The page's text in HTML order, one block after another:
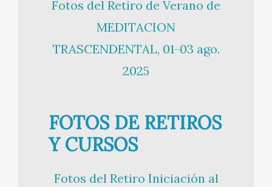
Fotos del Retiro de Verano de
MEDITACION
TRASCENDENTAL, 01-03 ago.
2025
FOTOS DE RETIROS
Y CURSOS
Fotos del Retiro Iniciación al